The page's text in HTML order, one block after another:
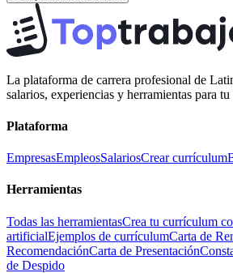
La plataforma de carrera profesional de
salarios, experiencias y herramientas para
Plataforma
EmpresasEmpleosSalariosCrear currículum
Herramientas
Todas las herramientasCrea tu currículum
artificialEjemplos de currículumCarta de
RecomendaciónCarta de Presentación
de Despido